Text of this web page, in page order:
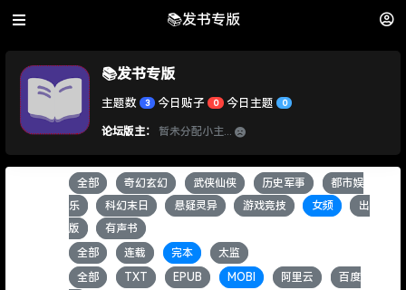
📚发书专版
📚发书专版
主题数 3 今日贴子 0 今日主题 0
论坛版主： 暂未分配小主...
全部 奇幻玄幻 武侠仙侠 历史军事
都市娱
乐
科幻末日 悬疑灵异 游戏竞技 女频
出
版
有声书
全部 连载 完本 太监
全部 TXT EPUB MOBI 阿里云
百度